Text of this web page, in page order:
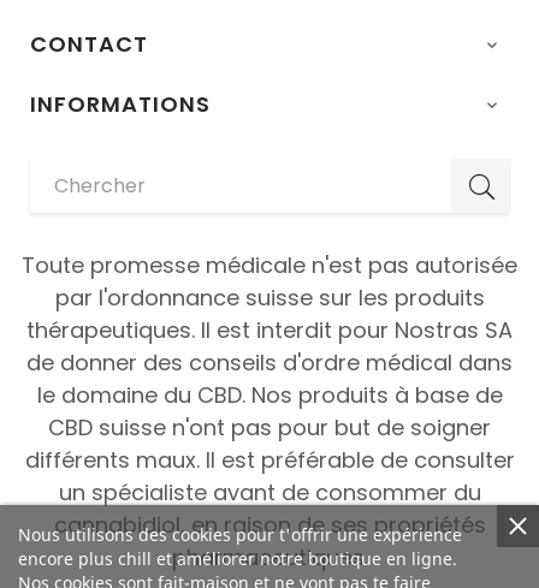
CONTACT 
INFORMATIONS 
Toute promesse médicale n'est pas autorisée
par l'ordonnance suisse sur les produits
thérapeutiques. Il est interdit pour Nostras SA
de donner des conseils d'ordre médical dans
le domaine du CBD. Nos produits à base de
CBD suisse n'ont pas pour but de soigner
différents maux. Il est préférable de consulter
un spécialiste avant de consommer du
cannabidiol, en raison de ses propriétés
pharmaceutiques.
Nous utilisons des cookies pour t'offrir une expérience
encore plus chill et améliorer notre boutique en ligne.
Nos cookies sont fait-maison et ne vont pas te faire